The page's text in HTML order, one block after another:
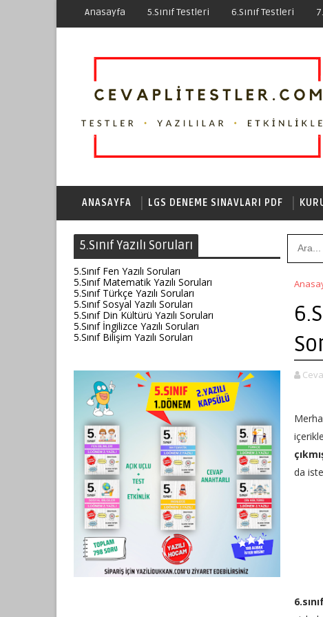
Anasayfa 5.Sınıf Testleri 6.Sınıf Testleri
ANASAYFA LGS DENEME SINAVLARI PDF
5.Sınıf Yazılı Soruları
5.Sınıf Fen Yazılı Soruları
5.Sınıf Matematik Yazılı Soruları
5.Sınıf Türkçe Yazılı Soruları
5.Sınıf Sosyal Yazılı Soruları
5.Sınıf Din Kültürü Yazılı Soruları
5.Sınıf İngilizce Yazılı Soruları
5.Sınıf Bilişim Yazılı Soruları
da